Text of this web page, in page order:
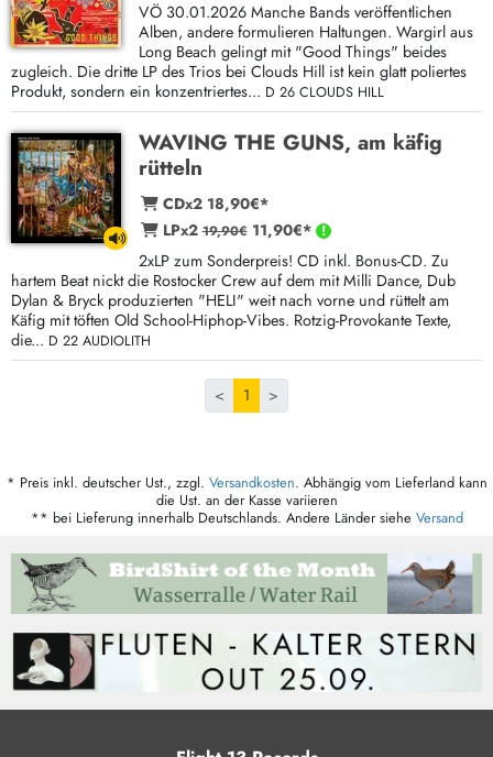
VÖ 30.01.2026 Manche Bands veröffentlichen
Alben, andere formulieren Haltungen. Wargirl aus
Long Beach gelingt mit "Good Things" beides
zugleich. Die dritte LP des Trios bei Clouds Hill ist kein glatt poliertes
Produkt, sondern ein konzentriertes... D 26 CLOUDS HILL
WAVING THE GUNS, am käfig
rütteln
CDx2 18,90€*
LPx219,90€11,90€*
2xLP zum Sonderpreis! CD inkl. Bonus-CD. Zu
hartem Beat nickt die Rostocker Crew auf dem mit Milli Dance, Dub
Dylan & Bryck produzierten "HELI" weit nach vorne und rüttelt am
Käfig mit töften Old School-Hiphop-Vibes. Rotzig-Provokante Texte,
die... D 22 AUDIOLITH
< 1 >
* Preis inkl. deutscher Ust., zzgl. Versandkosten. Abhängig vom Lieferland kann
die Ust. an der Kasse variieren
** bei Lieferung innerhalb Deutschlands. Andere Länder siehe Versand